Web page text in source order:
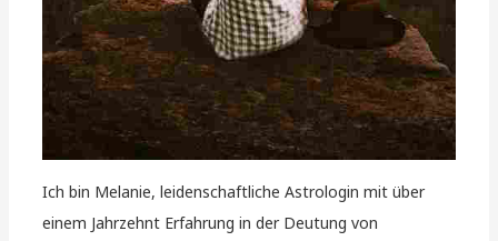
Ich bin Melanie, leidenschaftliche Astrologin mit über
einem Jahrzehnt Erfahrung in der Deutung von